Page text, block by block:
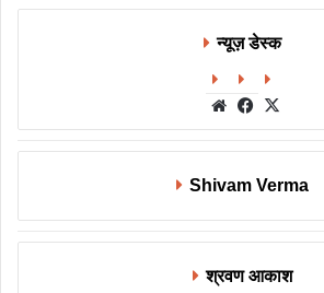
न्यूज़ डेस्क
WebsiteFacebook
Shivam Verma
श्रवण आकाश